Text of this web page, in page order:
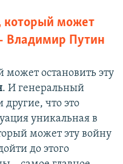
который может
Владимир Путин
может остановить эту
. И генеральный
другие, что это
уникальная в
может эту войну
до этого